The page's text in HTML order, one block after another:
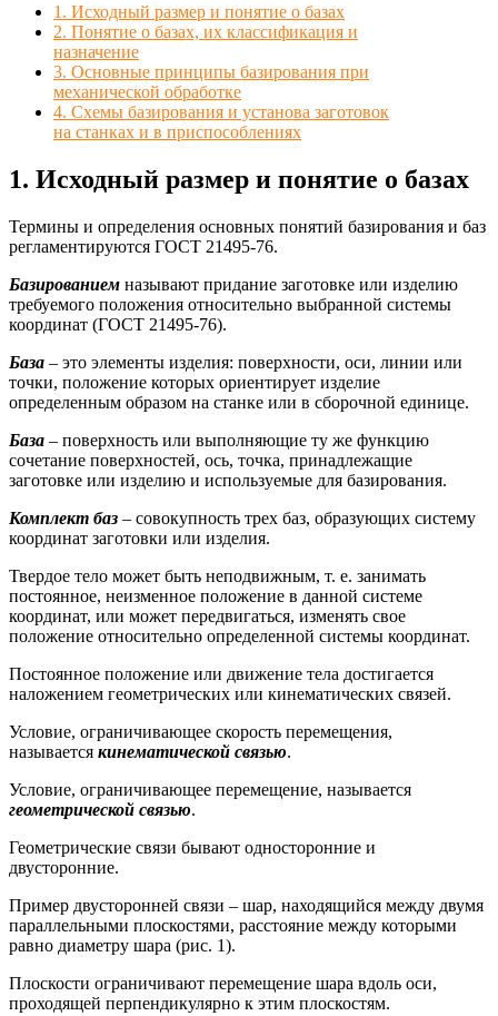
1. Исходный размер и понятие о базах
2. Понятие о базах, их классификация и
назначение
3. Основные принципы базирования при
механической обработке
4. Схемы базирования и установа заготовок
на станках и в приспособлениях
1. Исходный размер и понятие о базах
Термины и определения основных понятий базирования и баз
регламентируются ГОСТ 21495-76.
Базированием называют придание заготовке или изделию
требуемого положения относительно выбранной системы
координат (ГОСТ 21495-76).
База – это элементы изделия: поверхности, оси, линии или
точки, положение которых ориентирует изделие
определенным образом на станке или в сборочной единице.
База – поверхность или выполняющие ту же функцию
сочетание поверхностей, ось, точка, принадлежащие
заготовке или изделию и используемые для базирования.
Комплект баз – совокупность трех баз, образующих систему
координат заготовки или изделия.
Твердое тело может быть неподвижным, т. е. занимать
постоянное, неизменное положение в данной системе
координат, или может передвигаться, изменять свое
положение относительно определенной системы координат.
Постоянное положение или движение тела достигается
наложением геометрических или кинематических связей.
Условие, ограничивающее скорость перемещения,
называется кинематической связью.
Условие, ограничивающее перемещение, называется
геометрической связью.
Геометрические связи бывают односторонние и
двусторонние.
Пример двусторонней связи – шар, находящийся между двумя
параллельными плоскостями, расстояние между которыми
равно диаметру шара (рис. 1).
Плоскости ограничивают перемещение шара вдоль оси,
проходящей перпендикулярно к этим плоскостям.